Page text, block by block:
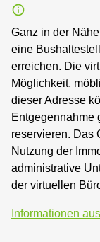
Ganz in der
eine
erreichen. Die
Möglichkeit,
dieser Adresse
Entgegennahme
reservieren. Das
Nutzung der
administrative
der virtuellen
Informationen